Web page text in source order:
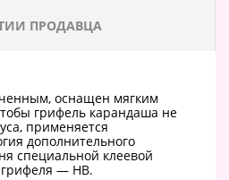
ПРОДАВЦА
оснащен мягким
грифель карандаша не
применяется
дополнительного
специальной клеевой
грифеля — НВ.